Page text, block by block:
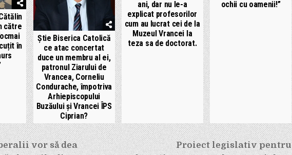
către
în
Știe Biserica Catolică
ce atac concertat
duce un membru al ei,
patronul Ziarului de
Vrancea, Corneliu
Condurache, împotriva
Arhiepiscopului
Buzăului și Vrancei ÎPS
Ciprian?
ani, dar nu le-a
explicat profesorilor
cum au lucrat cei de la
Muzeul Vrancei la
teza sa de doctorat.
ochii cu oamenii!”
Proiect legislativ pentru
vor să dea